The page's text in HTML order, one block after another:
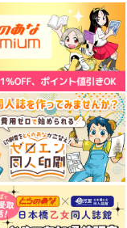
715円（税込）
煉獄杏寿郎×竈門炭治郎
サンプル
作品詳細